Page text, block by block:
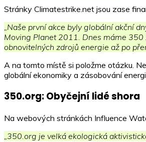
Stránky Climatestrike.net jsou zase
„Naše první akce byly globální akční
Moving Planet 2011. Dnes máme
obnovitelných zdrojů energie až po
A na tomto místě si položme otázku.
globální ekonomiky a zásobování
350.org: Obyčejní lidé shora
Na webových stránkách Influence
„350.org je velká ekologická